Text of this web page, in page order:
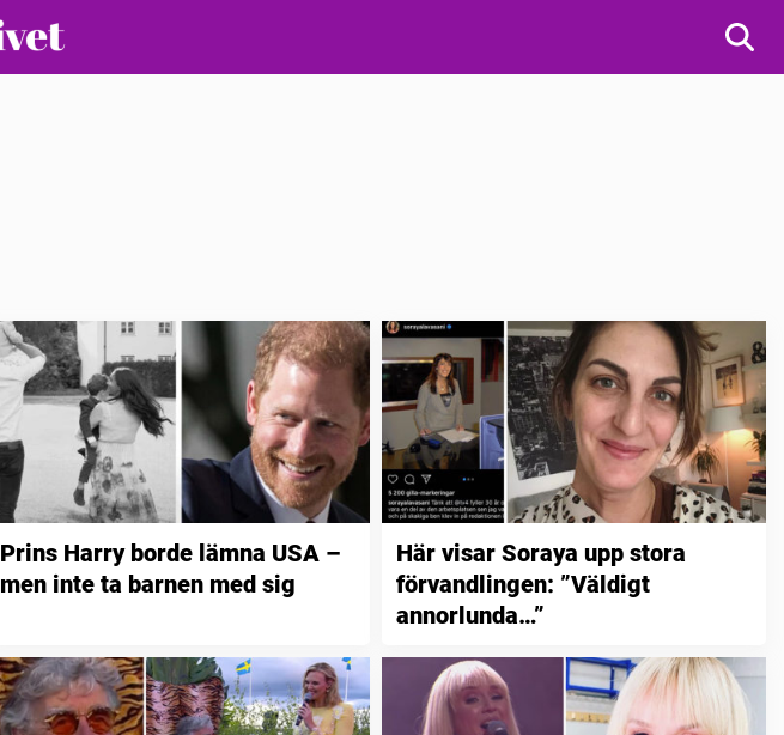
Prins Harry borde lämna USA –
men inte ta barnen med sig
Här visar Soraya upp stora
förvandlingen: ”Väldigt
annorlunda…”